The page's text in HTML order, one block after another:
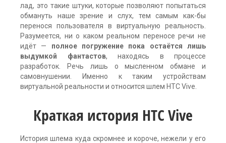
лад, это такие штуки, которые позволяют попытаться
обмануть наше зрение и слух, тем самым как-бы
перенося пользователя в виртуальную реальность.
Разумеется, ни о каком реальном переносе речи не
идёт — полное погружение пока остаётся лишь
выдумкой фантастов, находясь в процессе
разработок. Речь лишь о мысленном обмане и
самовнушении. Именно к таким устройствам
виртуальной реальности и относится шлем HTC Vive.
Краткая история HTC Vive
История шлема куда скромнее и короче, нежели у его